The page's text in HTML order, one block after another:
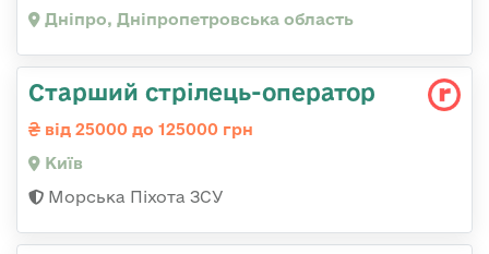
Дніпро, Дніпропетровська область
Стаpший стpілець-опеpатоp
від 25000 до 125000 грн
Київ
Морська Піхота ЗСУ